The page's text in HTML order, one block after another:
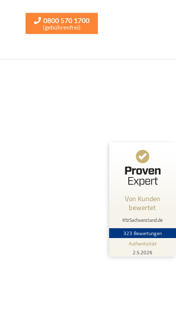
0800 570 1700
(gebührenfrei)
Von Kunden
bewertet
KfzSachverstand.de
323 Bewertungen
Authentizität
2.5.2026